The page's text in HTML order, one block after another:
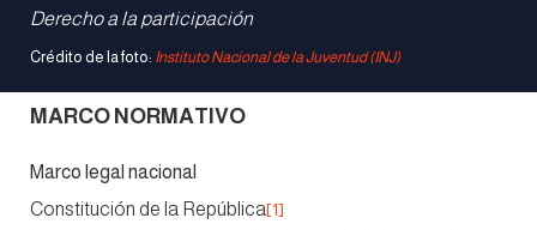
Derecho a la participación
Crédito de la foto: Instituto Nacional de la Juventud (INJ)
MARCO NORMATIVO
Marco legal nacional
Constitución de la República [1]